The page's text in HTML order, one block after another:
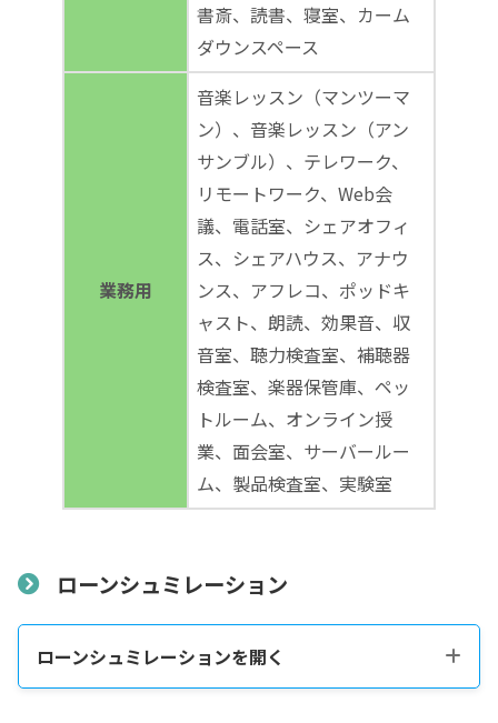
書斎、読書、寝室、カーム
ダウンスペース
業務用
音楽レッスン（マンツーマ
ン）、音楽レッスン（アン
サンブル）、テレワーク、
リモートワーク、Web会
議、電話室、シェアオフィ
ス、シェアハウス、アナウ
ンス、アフレコ、ポッドキ
ャスト、朗読、効果音、収
音室、聴力検査室、補聴器
検査室、楽器保管庫、ペッ
トルーム、オンライン授
業、面会室、サーバールー
ム、製品検査室、実験室
ローンシュミレーション
ローンシュミレーションを開く